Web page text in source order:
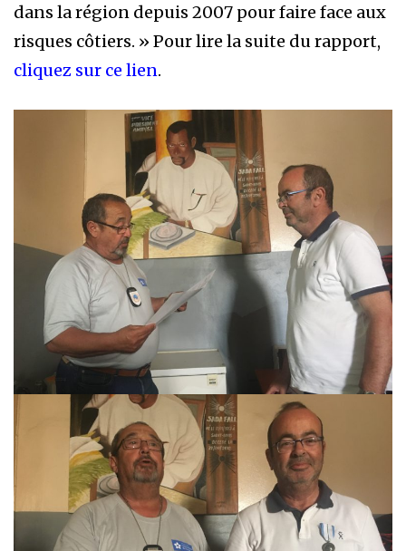
dans la région depuis 2007 pour faire face aux
risques côtiers. » Pour lire la suite du rapport,
cliquez sur ce lien.